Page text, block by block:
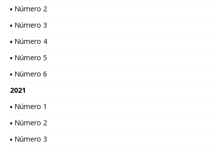
▪ Número 2
▪ Número 3
▪ Número 4
▪ Número 5
▪ Número 6
2021
▪ Número 1
▪ Número 2
▪ Número 3